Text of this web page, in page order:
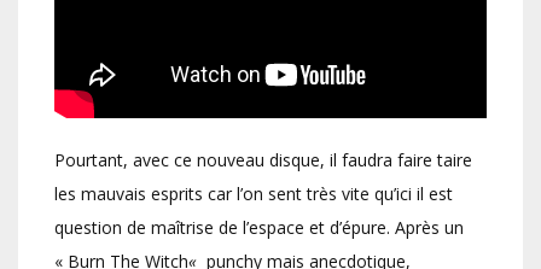
Pourtant, avec ce nouveau disque, il faudra faire taire
les mauvais esprits car l’on sent très vite qu’ici il est
question de maîtrise de l’espace et d’épure. Après un
« Burn The Witch« punchy mais anecdotique,